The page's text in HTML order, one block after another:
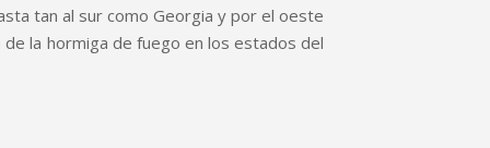
tan al sur como Georgia y por el oeste
la hormiga de fuego en los estados del